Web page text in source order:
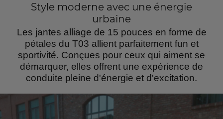
Style moderne avec une énergie
urbaine
Les jantes alliage de 15 pouces en forme de
pétales du T03 allient parfaitement fun et
sportivité. Conçues pour ceux qui aiment se
démarquer, elles offrent une expérience de
conduite pleine d'énergie et d'excitation.